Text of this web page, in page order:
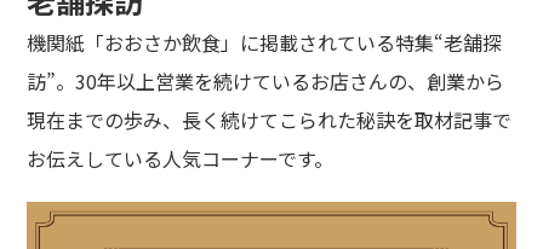
機関紙「おおさか飲食」に掲載されている特集“老舗探
訪”。30年以上営業を続けているお店さんの、創業から
現在までの歩み、長く続けてこられた秘訣を取材記事で
お伝えしている人気コーナーです。